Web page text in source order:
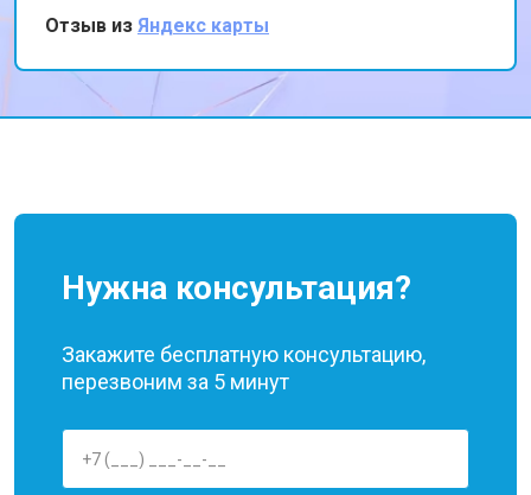
теперь работает безупречно. Спасибо за
отличную работу!
Отзыв из Яндекс карты
Нужна консультация?
Закажите бесплатную консультацию,
перезвоним за 5 минут